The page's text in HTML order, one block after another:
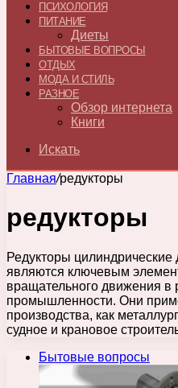
ПСИХОЛОГИЯ
ПИТАНИЕ
Диеты
БЫТОВЫЕ ВОПРОСЫ
ОТДЫХ
МОДА И СТИЛЬ
РАЗНОЕ
Обзор интернета
Книги
Искать
Главная/редукторы
редукторы
Редукторы цилиндрические
являются ключевым
вращательного движения в
промышленности. Они
производства, как
судное и крановое
Бытовые вопросы